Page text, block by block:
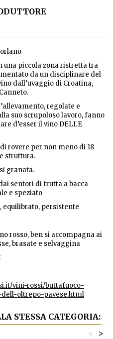
una piccola zona ristretta tra
da un disciplinare del
dall’uvaggio di Croatina,
regolate e
suo scrupoloso lavoro, fanno
d’esser il vino DELLE
rovere per non meno di 18
struttura.
granata.
sentori di frutta a bacca
e speziato
equilibrato, persistente
rosso, ben si accompagna ai
brasate e selvaggina
vini-rossi/buttafuoco-
oltrepo-pavese.html
STESSA CATEGORIA:
>
<